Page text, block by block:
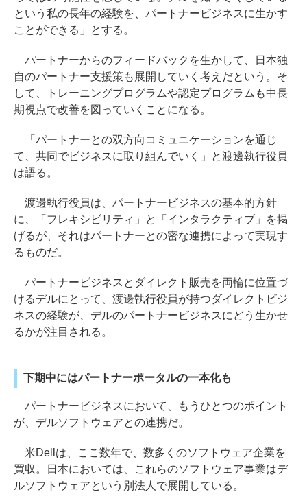
という私の長年の経験を、パートナービジネスに生かす
ことができる」とする。
パートナーからのフィードバックを生かして、日本独
自のパートナー支援策も展開していく考えだという。そ
して、トレーニングプログラムや認定プログラムも中長
期視点で改善を図っていくことになる。
「パートナーとの双方向コミュニケーションを通じ
て、共同でビジネスに取り組んでいく」と渡邊執行役員
は語る。
渡邊執行役員は、パートナービジネスの基本的方針
に、「フレキシビリティ」と「インタラクティブ」を掲
げるが、それはパートナーとの密な連携によって実現す
るものだ。
パートナービジネスとダイレクト販売を両輪に位置づ
けるデルにとって、渡邊執行役員が持つダイレクトビジ
ネスの経験が、デルのパートナービジネスにどう生かせ
るかが注目される。
下期中にはパートナーポータルの一本化も
パートナービジネスにおいて、もうひとつのポイント
が、デルソフトウェアとの連携だ。
米Dellは、ここ数年で、数多くのソフトウェア企業を
買収。日本においては、これらのソフトウェア事業はデ
ルソフトウェアという別法人で展開している。